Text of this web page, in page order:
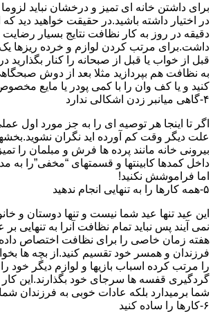
برای داشتن خانه ای تمیز و درخشان نباید
دقیقه در روز به کار نظافت نتایج بسیار
داشت.برای مرتب کردن لوازم و خرده ریزها یک
قبل از خواب یا قبل از صبحانه را کنار بگذارید
به نظافت هم بپردازید مثلا بعد از دوش
کنید و یا کف وان را با کمی پودر یا مایع مخصوص
۴-گاهی میانبر زدن اشکالی ندارد
اگر تا اینجا هر توصیه ای را به جز مورد اول
علت دیگر وقت کم آورده اید نگران
بیرونی خانه مانند پرده ها فرش و مبلمان را
داخل کمدها کابینتها و قسمتهای “مخفی”را به
اما فراموشش نکنید!
۵-همه کارها را به تنهایی انجام ندهید
این عید تنها عید شما نیست و تنها دوستان و
نمی آیند پس نباید تمام نظافت آنرا به تنهایی بر
هفته زمان خاصی را برای نظافت اختصاص داده
فرزندان و همسر خود تقسیم کنید.از بچه ها
را مرتب کرده اسباب بازیها و لوازم دیگر خود
گردگیری قفسه ها سرجای خود بگذارند.این کار
شما برمیدارد بلکه عادات خوبی به فرزندان
۶-کارها را ساده کنید